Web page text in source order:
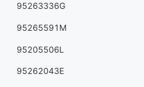
95263336G
95265591M
95205506L
95262043E